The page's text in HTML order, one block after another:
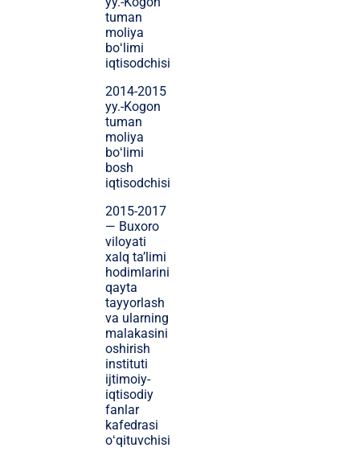
tuman
moliya
boʻlimi
iqtisodchisi
2014-2015
yy.-Kogon
tuman
moliya
boʻlimi
bosh
iqtisodchisi
2015-2017
— Buxoro
viloyati
xalq ta’limi
hodimlarini
qayta
tayyorlash
va ularning
malakasini
oshirish
instituti
ijtimoiy-
iqtisodiy
fanlar
kafedrasi
oʻqituvchisi